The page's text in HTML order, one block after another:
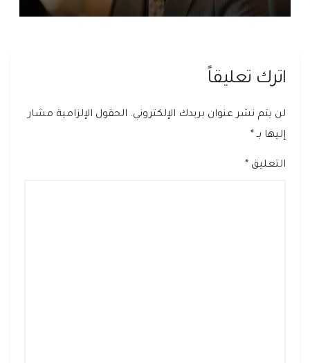
اترك تعليقاً
لن يتم نشر عنوان بريدك الإلكتروني. الحقول الإلزامية مشار
إليها بـ *
التعليق *